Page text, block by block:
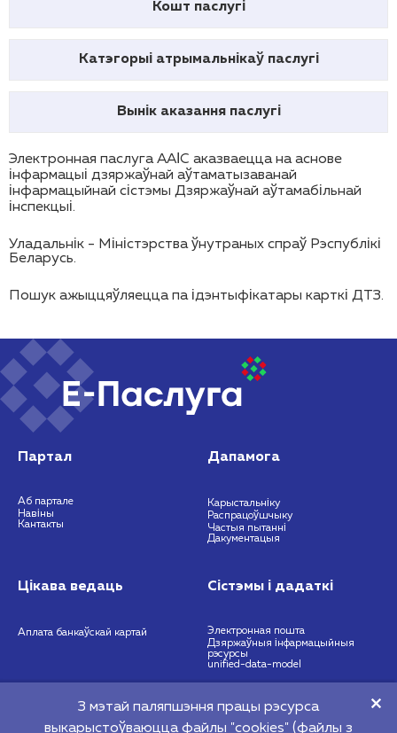
Кошт паслугі
Катэгорыі атрымальнікаў паслугі
Вынік аказання паслугі
Электронная паслуга ААІС аказваецца на аснове
інфармацыі дзяржаўнай аўтаматызаванай
інфармацыйнай сістэмы Дзяржаўнай аўтамабільнай
інспекцыі.
Уладальнік - Міністэрства ўнутраных спраў Рэспублікі
Беларусь.
Пошук ажыццяўляецца па ідэнтыфікатары карткі ДТЗ.
Партал
Аб партале
Навіны
Кантакты
Дапамога
Карыстальніку
Распрацоўшчыку
Частыя пытанні
Дакументацыя
Цікава ведаць
Аплата банкаўскай картай
Сістэмы і дадаткі
Электронная пошта
Дзяржаўныя інфармацыйныя
рэсурсы
unified-data-model
https://nces.by
З мэтай паляпшэння працы рэсурса
выкарыстоўваюцца файлы "cookies" (файлы з